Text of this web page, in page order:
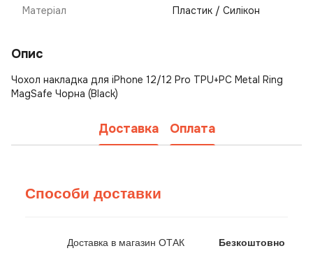
Матеріал Пластик / Силікон
Опис
Чохол накладка для iPhone 12/12 Pro TPU+PC Metal Ring
MagSafe Чорна (Black)
Доставка Оплата
Способи доставки
Доставка в магазин ОТАК Безкоштовно